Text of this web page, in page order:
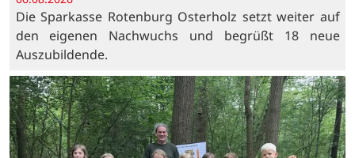
Die Sparkasse Rotenburg Osterholz setzt weiter auf
den eigenen Nachwuchs und begrüßt 18 neue
Auszubildende.